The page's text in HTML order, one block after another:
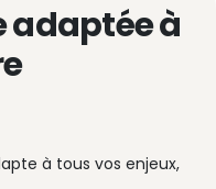
adaptée à
à tous vos enjeux,